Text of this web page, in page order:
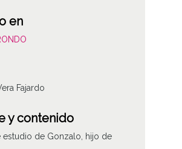
en
Fajardo
y contenido
estudio de Gonzalo, hijo de